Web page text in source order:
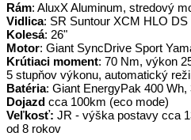
Rám: AluxX Aluminum, stredový
Vidlica: SR Suntour XCM HLO
Kolesá: 26"
Motor: Giant SyncDrive Sport
Krútiaci moment: 70 Nm, výkon
5 stupňov výkonu, automatický
Batéria: Giant EnergyPak 400 Wh,
Dojazd cca 100km (eco mode)
Veľkosť: JR - výška postavy cca
od 8 rokov